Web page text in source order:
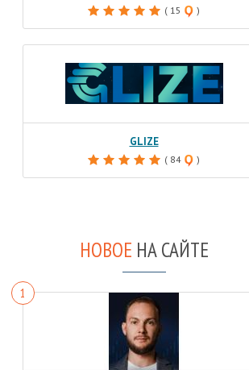
( 15 )
GLIZE
( 84 )
НОВОЕ НА САЙТЕ